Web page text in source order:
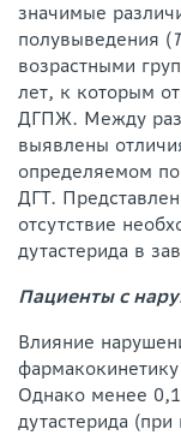
значимые
полувыведения (
возрастными
лет, к которым
ДГПЖ. Между
выявлены
определяемом
ДГТ.
отсутствие
дутастерида в
Пациенты с
Влияние
Однако менее
дутастерида